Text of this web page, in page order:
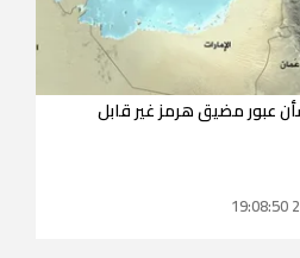
عبور مضيق هرمز غير قابل